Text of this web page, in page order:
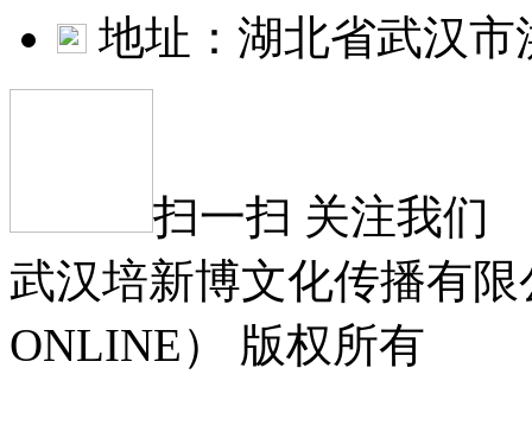
地址：湖北省武汉
扫一扫 关注我们
武汉培新博文化传播有限
ONLINE） 版权所有